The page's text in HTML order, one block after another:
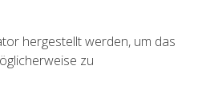
hergestellt werden, um das
zu